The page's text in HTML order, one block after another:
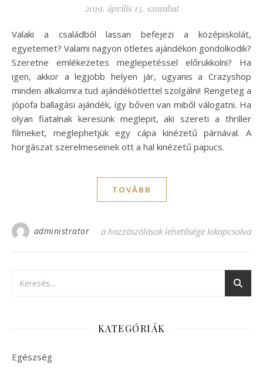
2019. április 13. szombat
Valaki a családból lassan befejezi a középiskolát,
egyetemet? Valami nagyon ötletes ajándékon gondolkodik?
Szeretne emlékezetes meglepetéssel előrukkolni? Ha
igen, akkor a legjobb helyen jár, ugyanis a Crazyshop
minden alkalomra tud ajándékötlettel szolgálni! Rengeteg a
jópofa ballagási ajándék, így bőven van miből válogatni. Ha
olyan fiatalnak keresünk meglepit, aki szereti a thriller
filmeket, meglephetjük egy cápa kinézetű párnával. A
horgászat szerelmeseinek ott a hal kinézetű papucs.
TOVÁBB
administrator Itt vannak a vicces ballagási ajándék
a hozzászólások lehetősége kikapcsolva
KATEGÓRIÁK
Egészség